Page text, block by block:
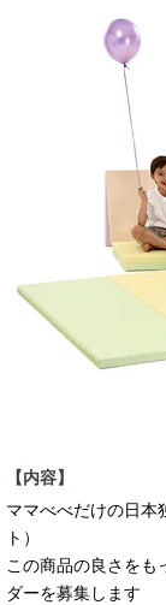
【内容】
ママべべだけの日本
ト）
この商品の良さをも
ダーを募集します